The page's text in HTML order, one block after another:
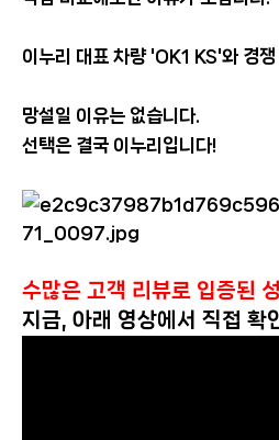
이누리 대표 차량 'OK1 KS'와 경
망설일 이유는 없습니다.
선택은 결국 이누리입니다!
수많은 고객 리뷰로 입증된
지금, 아래 영상에서 직접 확